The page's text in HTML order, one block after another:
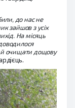
до нас не
зайшов з усіх
На місяць
й очищати дощову